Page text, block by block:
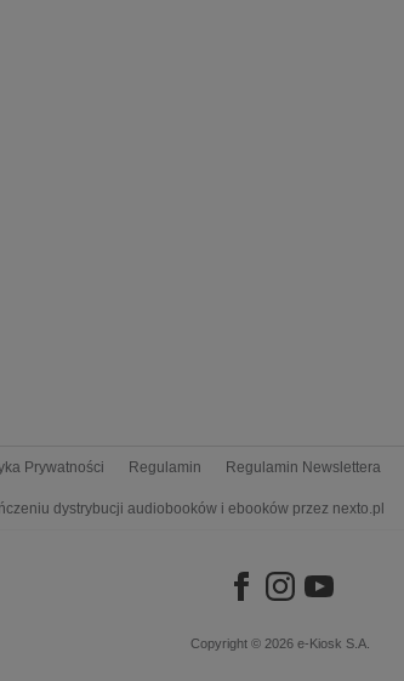
Prywatności Regulamin Regulamin Newslettera
dystrybucji audiobooków i ebooków przez nexto.pl
Copyright © 2026 e-Kiosk S.A.